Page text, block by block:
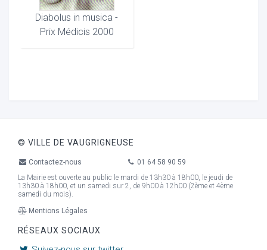
Diabolus in musica -
Prix Médicis 2000
© VILLE DE VAUGRIGNEUSE
Contactez-nous
01 64 58 90 59
La Mairie est ouverte au public le mardi de 13h30 à 18h00, le jeudi de
13h30 à 18h00, et un samedi sur 2, de 9h00 à 12h00 (2ème et 4ème
samedi du mois).
Mentions Légales
RÉSEAUX SOCIAUX